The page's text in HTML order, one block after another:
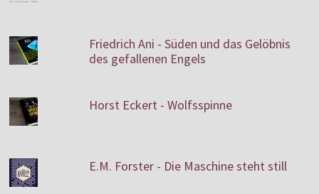
Friedrich Ani - Süden und das Gelöbnis
des gefallenen Engels
Horst Eckert - Wolfsspinne
E.M. Forster - Die Maschine steht still